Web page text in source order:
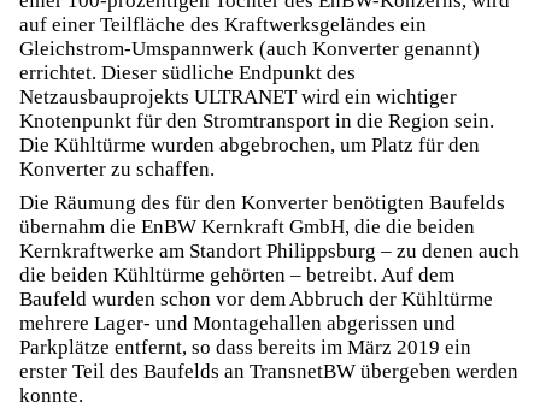
auf einer Teilfläche des Kraftwerksgeländes ein
Gleichstrom-Umspannwerk (auch Konverter genannt)
errichtet. Dieser südliche Endpunkt des
Netzausbauprojekts ULTRANET wird ein wichtiger
Knotenpunkt für den Stromtransport in die Region sein.
Die Kühltürme wurden abgebrochen, um Platz für den
Konverter zu schaffen.
Die Räumung des für den Konverter benötigten Baufelds
übernahm die EnBW Kernkraft GmbH, die die beiden
Kernkraftwerke am Standort Philippsburg – zu denen auch
die beiden Kühltürme gehörten – betreibt. Auf dem
Baufeld wurden schon vor dem Abbruch der Kühltürme
mehrere Lager- und Montagehallen abgerissen und
Parkplätze entfernt, so dass bereits im März 2019 ein
erster Teil des Baufelds an TransnetBW übergeben werden
konnte.